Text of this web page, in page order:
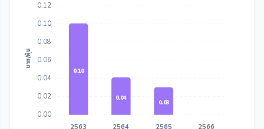
0.12
0.10
0.08
0.06
0.04
0.02
0.00
บาท/หุ้น
0.10
0.04
0.03
2563 2564 2565 2566